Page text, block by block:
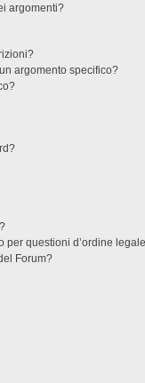
argomenti?
argomento specifico?
questioni d’ordine
Forum?